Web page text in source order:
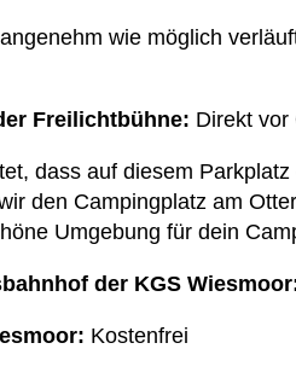
wie möglich
Freilichtbühne: Direkt vor
dass auf diesem
den Campingplatz am
Umgebung für dein
der KGS
Kostenfrei